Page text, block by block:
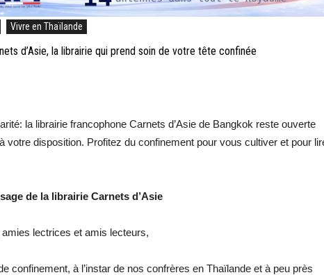
Vivre en Thaïlande
d’Asie, la librairie qui prend soin de votre tête confinée
la librairie francophone Carnets d’Asie de Bangkok reste ouverte
votre disposition. Profitez du confinement pour vous cultiver et pour
de la librairie Carnets d’Asie
lectrices et amis lecteurs,
confinement, à l’instar de nos confrères en Thaïlande et à peu près